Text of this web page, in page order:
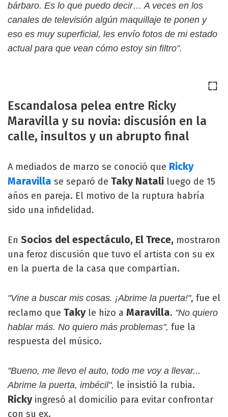
bárbaro. Es lo que puedo decir… A veces en los
canales de televisión algún maquillaje te ponen y
eso es muy superficial, les envío fotos de mi estado
actual para que vean cómo estoy sin filtro”.
Escandalosa pelea entre Ricky
Maravilla y su novia: discusión en la
calle, insultos y un abrupto final
A mediados de marzo se conoció que Ricky
Maravilla se separó de Taky Natali luego de 15
años en pareja. El motivo de la ruptura habría
sido una infidelidad.
En Socios del espectáculo, El Trece, mostraron
una feroz discusión que tuvo el artista con su ex
en la puerta de la casa que compartían.
"Vine a buscar mis cosas. ¡Abrime la puerta!", fue el
reclamo que Taky le hizo a Maravilla. "No quiero
hablar más. No quiero más problemas", fue la
respuesta del músico.
"Bueno, me llevo el auto, todo me voy a llevar...
Abrime la puerta, imbécil", le insistió la rubia.
Rickyingresó al domicilio para evitar confrontar
con su ex.